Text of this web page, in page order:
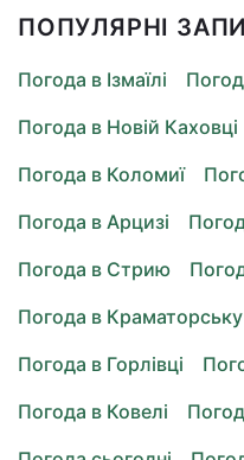
ПОПУЛЯРНІ
Погода в Ізмаїлі
Погода в Новій Каховці
Погода в Коломиї
Погода в Арцизі
Погода в Стрию
Погода в Краматорську
Погода в Горлівці
Погода в Ковелі